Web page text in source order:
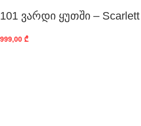
101 ვარდი ყუთში – Scarlett
999,00 ₾